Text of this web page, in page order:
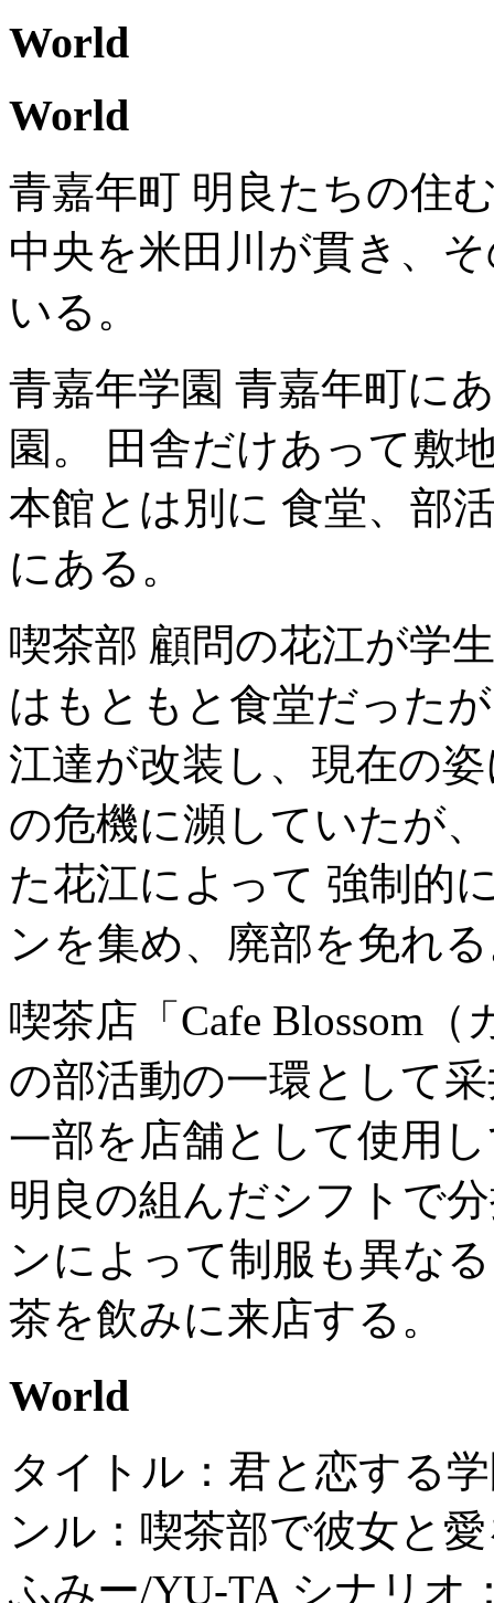
World
World
青嘉年町 明良たちの住
中央を米田川が貫き、
いる。
青嘉年学園 青嘉年町に
園。 田舎だけあって敷
本館とは別に 食堂、部
にある。
喫茶部 顧問の花江が学
はもともと食堂だった
江達が改装し、現在の
の危機に瀕していたが
た花江によって 強制的
ンを集め、廃部を免れ
喫茶店「Cafe Blossom
の部活動の一環として
一部を店舗として使用
明良の組んだシフトで
ンによって制服も異な
茶を飲みに来店する。
World
タイトル：君と恋する
ンル：喫茶部で彼女と
ふみー/YU-TA シナリオ